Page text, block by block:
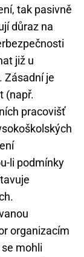
tak pasivně
důraz na
již u
Zásadní je
(např.
pracovišť
li podmínky
organizacím
mohli